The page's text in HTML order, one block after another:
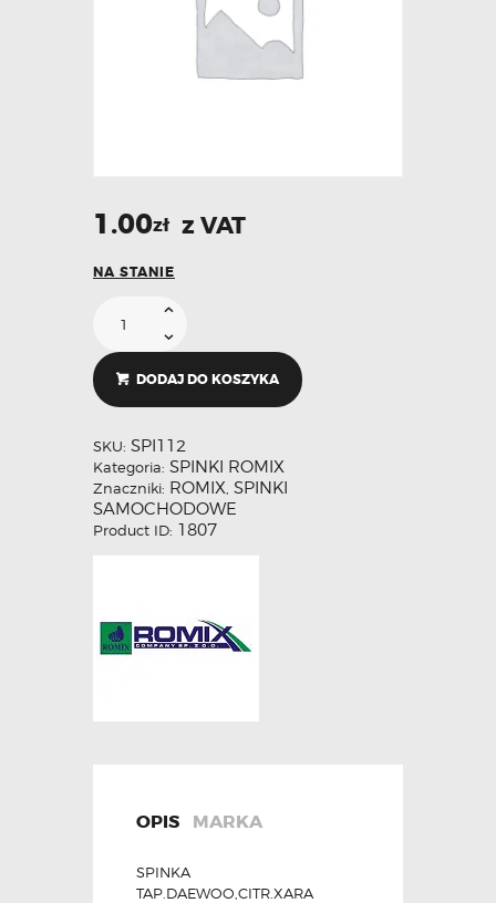
1.00zł z VAT
NA STANIE
DODAJ DO KOSZYKA
SKU: SPI112
Kategoria: SPINKI ROMIX
Znaczniki: ROMIX, SPINKI
SAMOCHODOWE
Product ID: 1807
OPIS MARKA
SPINKA
TAP.DAEWOO,CITR.XARA